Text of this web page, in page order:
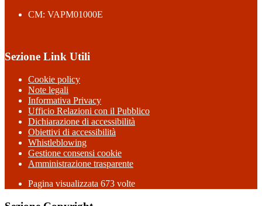
CM: VAPM01000E
Sezione Link Utili
Cookie policy
Note legali
Informativa Privacy
Ufficio Relazioni con il Pubblico
Dichiarazione di accessibilità
Obiettivi di accessibilità
Whistleblowing
Gestione consensi cookie
Amministrazione trasparente
Pagina visualizzata 673 volte